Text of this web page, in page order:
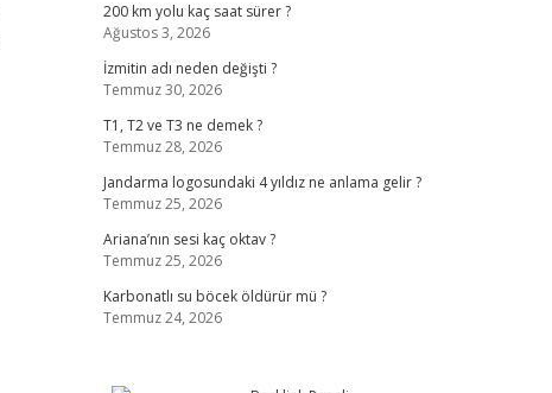
200 km yolu kaç saat sürer ?
Ağustos 3, 2026
İzmitin adı neden değişti ?
Temmuz 30, 2026
T1, T2 ve T3 ne demek ?
Temmuz 28, 2026
Jandarma logosundaki 4 yıldız ne anlama gelir ?
Temmuz 25, 2026
Ariana’nın sesi kaç oktav ?
Temmuz 25, 2026
Karbonatlı su böcek öldürür mü ?
Temmuz 24, 2026